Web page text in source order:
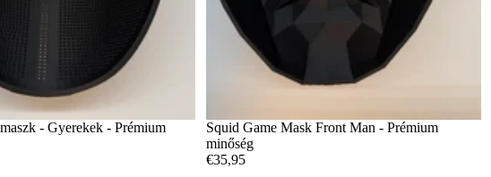
- Gyerekek - Prémium
Squid Game Mask Front Man - Prémium
minőség
€35,95